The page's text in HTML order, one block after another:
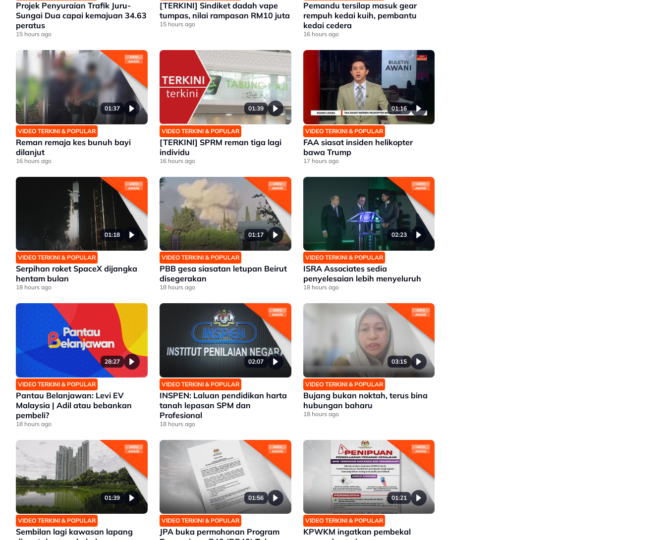
Projek Penyuraian Trafik Juru-
Sungai Dua capai kemajuan 34.63
peratus
15 hours ago
[TERKINI] Sindiket dadah vape
tumpas, nilai rampasan RM10 juta
15 hours ago
Pemandu tersilap masuk gear
rempuh kedai kuih, pembantu
kedai cedera
16 hours ago
01:37
VIDEO TERKINI & POPULAR
Reman remaja kes bunuh bayi
dilanjut
16 hours ago
01:39
VIDEO TERKINI & POPULAR
[TERKINI] SPRM reman tiga lagi
individu
16 hours ago
01:16
VIDEO TERKINI & POPULAR
FAA siasat insiden helikopter
bawa Trump
17 hours ago
01:18
VIDEO TERKINI & POPULAR
Serpihan roket SpaceX dijangka
hentam bulan
18 hours ago
01:17
VIDEO TERKINI & POPULAR
PBB gesa siasatan letupan Beirut
disegerakan
18 hours ago
02:23
VIDEO TERKINI & POPULAR
ISRA Associates sedia
penyelesaian lebih menyeluruh
18 hours ago
28:27
VIDEO TERKINI & POPULAR
Pantau Belanjawan: Levi EV
Malaysia | Adil atau bebankan
pembeli?
18 hours ago
02:07
VIDEO TERKINI & POPULAR
INSPEN: Laluan pendidikan harta
tanah lepasan SPM dan
Profesional
18 hours ago
03:15
VIDEO TERKINI & POPULAR
Bujang bukan noktah, terus bina
hubungan baharu
18 hours ago
01:39
VIDEO TERKINI & POPULAR
Sembilan lagi kawasan lapang
01:56
VIDEO TERKINI & POPULAR
JPA buka permohonan Program
01:21
VIDEO TERKINI & POPULAR
KPWKM ingatkan pembekal